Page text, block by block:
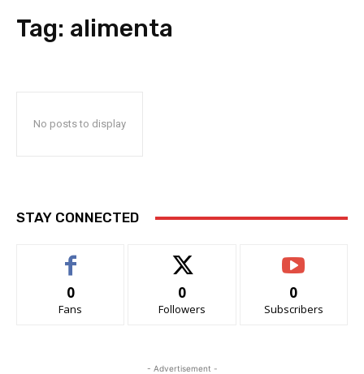
Tag: alimenta
No posts to display
STAY CONNECTED
0
Fans
0
Followers
0
Subscribers
- Advertisement -